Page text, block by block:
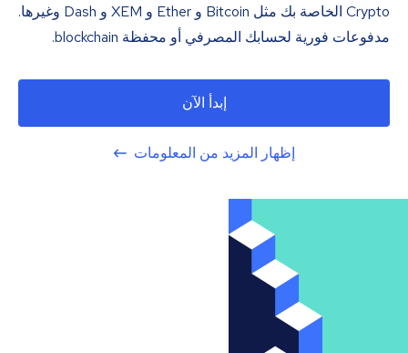
Crypto الخاصة بك مثل Bitcoin و Ether و XEM و Dash وغيرها.
مدفوعات فورية لحسابك المصرفي أو محفظة blockchain.
إبدأ الآن
إظهار المزيد من المعلومات